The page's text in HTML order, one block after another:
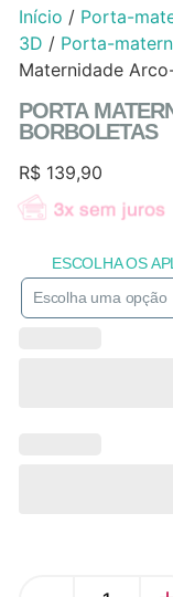
Início / Porta-
3D / Porta-
Maternidade
PORTA
BORBOLETAS
R$ 139,90
ESCOLHA OS